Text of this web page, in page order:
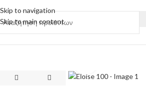
Skip to navigation
Skip to main content